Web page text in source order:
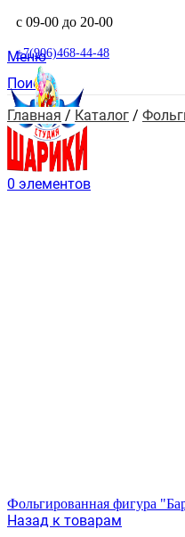
с 09-00 до 20-00
+7(906)468-44-48
Поиск
Меню
0 элементов
Главная / Каталог /
Фольгированная фигура
Назад к товарам